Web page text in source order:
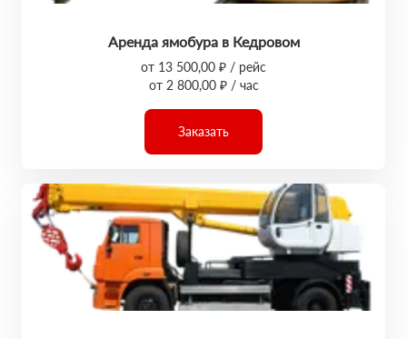
Аренда ямобура в Кедровом
от 13 500,00 ₽ / рейс
от 2 800,00 ₽ / час
Заказать